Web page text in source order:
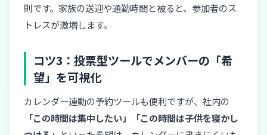
則です。家族の送迎や通勤時間と被ると、参加者のス
トレスが激増します。
コツ3：投票型ツールでメンバーの「希
望」を可視化
カレンダー連動の予約ツールも便利ですが、社内の
「この時間は集中したい」「この時間は子供を寝かし